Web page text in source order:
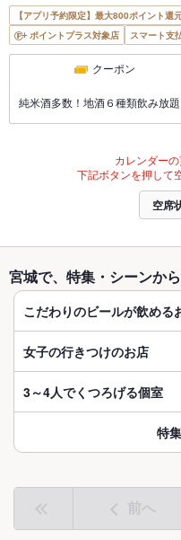
【アプリ予約限定】最大800ポイント還
ポイントプラス対象店
スマート支
クーポン
純米酒多数！地酒６種類飲み放題
カレンダーの
下記ボタンを押して
空席
宮城で、特集・シーンか
こだわりのビールが飲める
女子の行きつけのお店
3～4人でくつろげる個室
特
前へ